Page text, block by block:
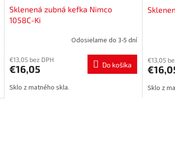
Sklenená zubná kefka Nimco
1058C-Ki
Odosielame do 3-5 dní
€13,05 bez DPH
€16,05 Do košíka
Sklo z matného skla.
€13,05
Sklo z